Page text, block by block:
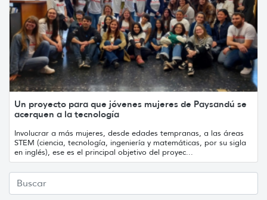
Un proyecto para que jóvenes mujeres de Paysandú se
acerquen a la tecnología
Involucrar a más mujeres, desde edades tempranas, a las áreas
STEM (ciencia, tecnología, ingeniería y matemáticas, por su sigla
en inglés), ese es el principal objetivo del proyec...